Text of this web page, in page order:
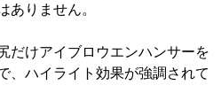
ありません。
だけアイブロウエンハンサーを
、ハイライト効果が強調されて